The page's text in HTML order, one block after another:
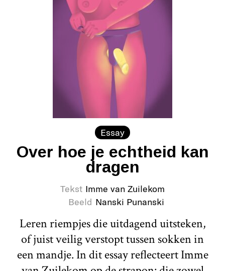
Essay
Over hoe je echtheid kan
dragen
Tekst Imme van Zuilekom
Beeld Nanski Punanski
Leren riempjes die uitdagend uitsteken,
of juist veilig verstopt tussen sokken in
een mandje. In dit essay reflecteert Imme